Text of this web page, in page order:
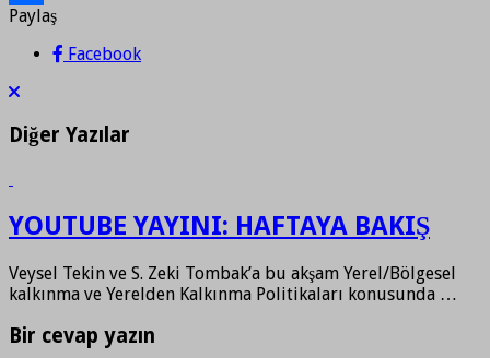
Paylaş
Paylaş
Facebook
Diğer Yazılar
YOUTUBE YAYINI: HAFTAYA BAKIŞ
Veysel Tekin ve S. Zeki Tombak’a bu akşam Yerel/Bölgesel
kalkınma ve Yerelden Kalkınma Politikaları konusunda …
Bir cevap yazın